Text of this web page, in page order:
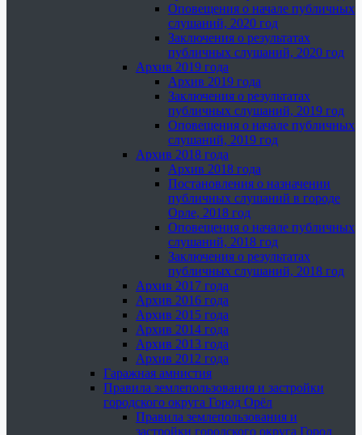
Оповещения о начале публичных
слушаний, 2020 год
Заключения о результатах
публичных слушаний, 2020 год
Архив 2019 года
Архив 2019 года
Заключения о результатах
публичных слушаний, 2019 год
Оповещения о начале публичных
слушаний, 2019 год
Архив 2018 года
Архив 2018 года
Постановления о назначении
публичных слушаний в городе
Орле, 2018 год
Оповещения о начале публичных
слушаний, 2018 год
Заключения о результатах
публичных слушаний, 2018 год
Архив 2017 года
Архив 2016 года
Архив 2015 года
Архив 2014 года
Архив 2013 года
Архив 2012 года
Гаражная амнистия
Правила землепользования и застройки
городского округа Город Орёл
Правила землепользования и
застройки городского округа Город